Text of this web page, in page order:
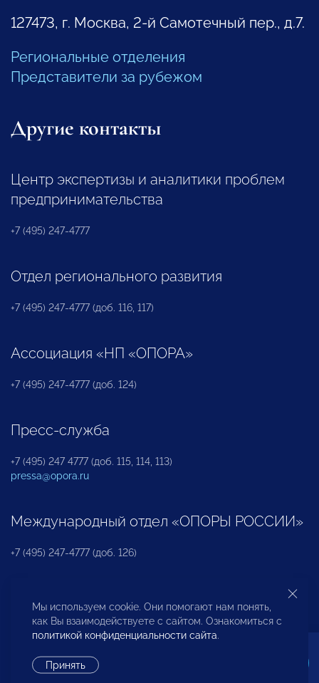
127473, г. Москва, 2-й Самотечный пер., д.7.
Региональные отделения
Представители за рубежом
Другие контакты
Центр экспертизы и аналитики проблем
предпринимательства
+7 (495) 247-4777
Отдел регионального развития
+7 (495) 247-4777 (доб. 116, 117)
Ассоциация «НП «ОПОРА»
+7 (495) 247-4777 (доб. 124)
Пресс-служба
+7 (495) 247 4777 (доб. 115, 114, 113)
pressa@opora.ru
Международный отдел «ОПОРЫ РОССИИ»
+7 (495) 247-4777 (доб. 126)
Бюро по защите прав предпринимателей и
инвесторов
Мы используем cookie. Они помогают нам понять,
как Вы взаимодействуете с сайтом. Ознакомиться с
политикой конфиденциальности сайта.
Принять